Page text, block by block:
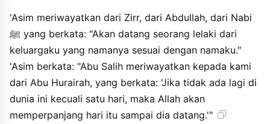
'Asim meriwayatkan dari Zirr, dari Abdullah, dari Nabi
ﷺ yang berkata: "Akan datang seorang lelaki dari
keluargaku yang namanya sesuai dengan namaku."
'Asim berkata: "Abu Salih meriwayatkan kepada kami
dari Abu Hurairah, yang berkata: 'Jika tidak ada lagi di
dunia ini kecuali satu hari, maka Allah akan
memperpanjang hari itu sampai dia datang.'"